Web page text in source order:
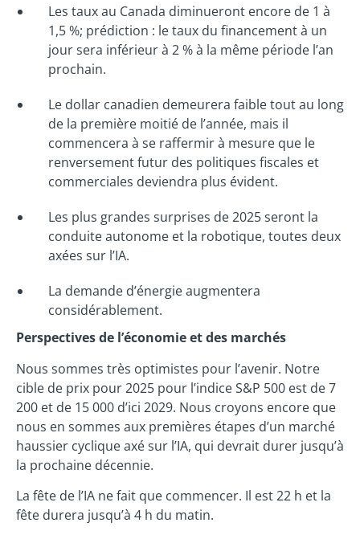
Les taux au Canada diminueront encore de 1 à
1,5 %; prédiction : le taux du financement à un
jour sera inférieur à 2 % à la même période l’an
prochain.
Le dollar canadien demeurera faible tout au long
de la première moitié de l’année, mais il
commencera à se raffermir à mesure que le
renversement futur des politiques fiscales et
commerciales deviendra plus évident.
Les plus grandes surprises de 2025 seront la
conduite autonome et la robotique, toutes deux
axées sur l’IA.
La demande d’énergie augmentera
considérablement.
Perspectives de l’économie et des marchés
Nous sommes très optimistes pour l’avenir. Notre
cible de prix pour 2025 pour l’indice S&P 500 est de 7
200 et de 15 000 d’ici 2029. Nous croyons encore que
nous en sommes aux premières étapes d’un marché
haussier cyclique axé sur l’IA, qui devrait durer jusqu’à
la prochaine décennie.
La fête de l’IA ne fait que commencer. Il est 22 h et la
fête durera jusqu’à 4 h du matin.